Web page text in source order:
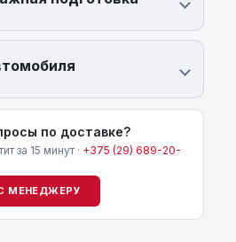
по доставке?
за 15 минут · +375 (29) 689-20-
МЕНЕДЖЕРУ